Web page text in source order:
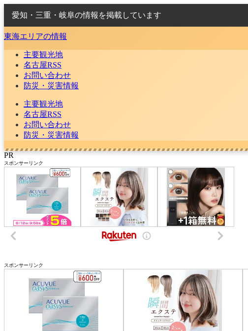
愛知・三重・岐阜の情報を掲載しています
東海エリアの情報
主要観光地
名古屋RSS
お問い合わせ
防災・災害情報
主要観光地
名古屋RSS
お問い合わせ
防災・災害情報
PR
スポンサーリンク
スポンサーリンク